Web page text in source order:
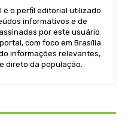
é o perfil editorial utilizado
informativos e de
por este usuário
com foco em Brasília
informações relevantes,
direto da população.